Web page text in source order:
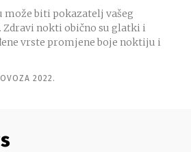
biti pokazatelj vašeg
nokti obično su glatki i
vrste promjene boje noktiju i
2022.